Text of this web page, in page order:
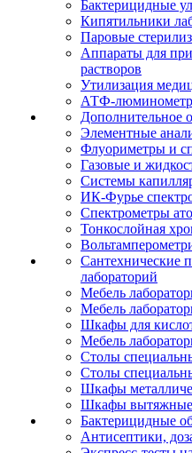
Бактерицидные
Кипятильники
Паровые
Аппараты для
растворов
Утилизация
АТФ-
Дополнительное
Элементные
Флуориметры и
Газовые и
Системы
ИК-Фурье
Спектрометры
Тонкослойная
Сантехнические
лабораторий
Мебель
Мебель
Шкафы для
Мебель
Столы
Столы
Шкафы
Шкафы вытяжные
Бактерицидные
Антисептики,